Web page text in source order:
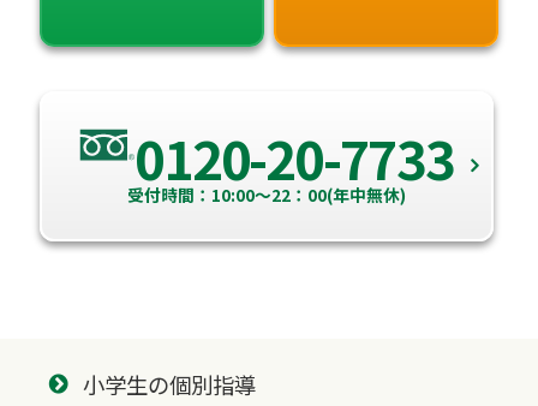
0120-20-7733
受付時間：10:00～22：00(年中無休)
小学生の個別指導